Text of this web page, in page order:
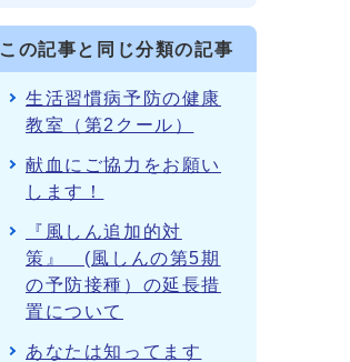
この記事と同じ分類の記事
生活習慣病予防の健康
教室（第2クール）
献血にご協力をお願い
します！
『風しん追加的対
策』 (風しんの第5期
の予防接種）の延長措
置について
あなたは知ってます